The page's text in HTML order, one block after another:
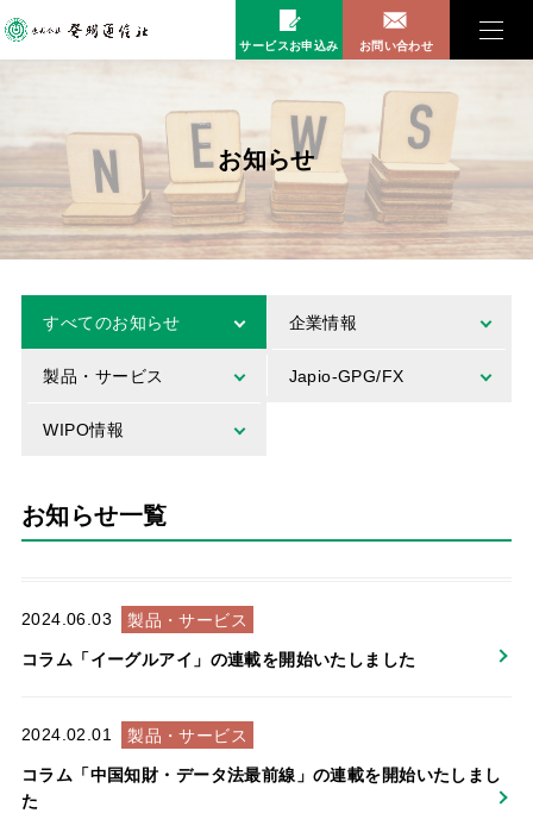
サービスお申込み お問い合わせ
お知らせ
すべてのお知らせ 企業情報
製品・サービス Japio-GPG/FX
WIPO情報
お知らせ一覧
2024.06.03 製品・サービス
コラム「イーグルアイ」の連載を開始いたしました
2024.02.01 製品・サービス
コラム「中国知財・データ法最前線」の連載を開始いたしまし
た